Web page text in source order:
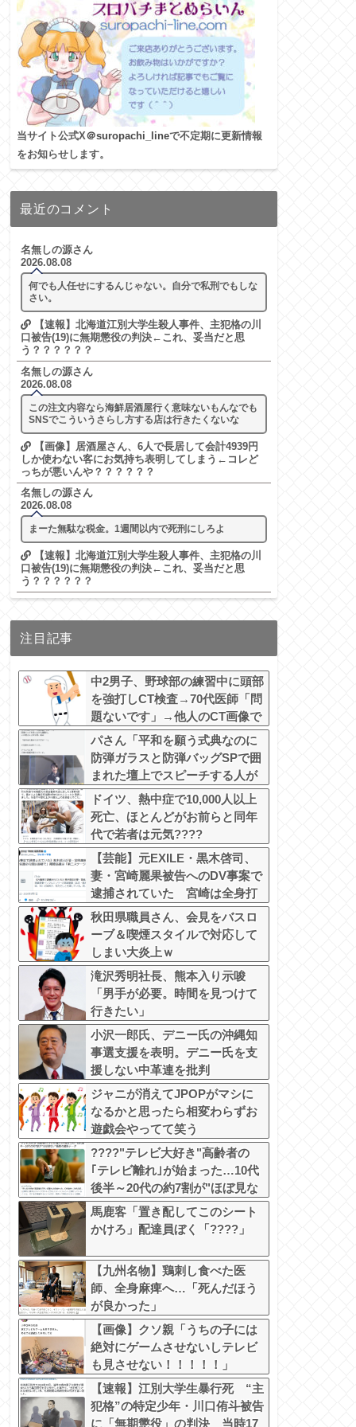
当サイト公式X＠suropachi_lineで不定期に更新情報
をお知らせします。
最近のコメント
名無しの源さん
2026.08.08
何でも人任せにするんじゃない。自分で私刑でもしな
さい。
【速報】北海道江別大学生殺人事件、主犯格の川
口被告(19)に無期懲役の判決←これ、妥当だと思
う？？？？？？
名無しの源さん
2026.08.08
この注文内容なら海鮮居酒屋行く意味ないもんなでも
SNSでこういうさらし方する店は行きたくないな
【画像】居酒屋さん、6人で長居して会計4939円
しか使わない客にお気持ち表明してしまう←コレど
っちが悪いんや？？？？？？
名無しの源さん
2026.08.08
まーた無駄な税金。1週間以内で死刑にしろよ
【速報】北海道江別大学生殺人事件、主犯格の川
口被告(19)に無期懲役の判決←これ、妥当だと思
う？？？？？？
注目記事
中2男子、野球部の練習中に頭部
を強打しCT検査→70代医師「問
題ないです」→他人のCT画像で
中学生死亡
パさん「平和を願う式典なのに
防弾ガラスと防弾バッグSPで囲
まれた壇上でスピーチする人が
総理大臣」
ドイツ、熱中症で10,000人以上
死亡、ほとんどがお前らと同年
代で若者は元気????
【芸能】元EXILE・黒木啓司、
妻・宮崎麗果被告へのDV事案で
逮捕されていた 宮崎は全身打
撲、頭部裂傷及び打撲、頸部損
傷の怪我
秋田県職員さん、会見をバスロ
ーブ＆喫煙スタイルで対応して
しまい大炎上ｗ
滝沢秀明社長、熊本入り示唆
「男手が必要。時間を見つけて
行きたい」
小沢一郎氏、デニー氏の沖縄知
事選支援を表明。デニー氏を支
援しない中革連を批判
ジャニが消えてJPOPがマシに
なるかと思ったら相変わらずお
遊戯会やってて笑う
????"テレビ大好き"高齢者の
｢テレビ離れ｣が始まった…10代
後半～20代の約7割が"ほぼ見な
い"
馬鹿客「置き配してこのシート
かけろ」配達員ぼく「????」
【九州名物】鶏刺し食べた医
師、全身麻痺へ…「死んだほう
が良かった」
【画像】クソ親「うちの子には
絶対にゲームさせないしテレビ
も見させない！！！！！」
【速報】江別大学生暴行死 “主
犯格”の特定少年・川口侑斗被告
に「無期懲役」の判決 当時17